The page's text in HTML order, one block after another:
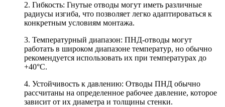
2. Гибкость: Гнутые отводы могут иметь различные
радиусы изгиба, что позволяет легко адаптироваться к
конкретным условиям монтажа.
3. Температурный диапазон: ПНД-отводы могут
работать в широком диапазоне температур, но обычно
рекомендуется использовать их при температурах до
+40°C.
4. Устойчивость к давлению: Отводы ПНД обычно
рассчитаны на определенное рабочее давление, которое
зависит от их диаметра и толщины стенки.